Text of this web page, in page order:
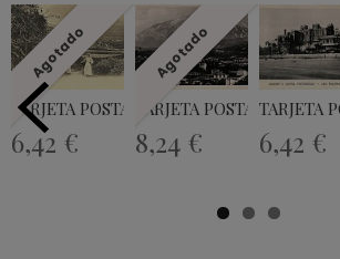
Agotado
TARJETA POSTAL TENERIFE ICOD DEL
6,42 €
Agotado
TARJETA POSTAL PICO
8,24 €
TARJETA
6,42 €